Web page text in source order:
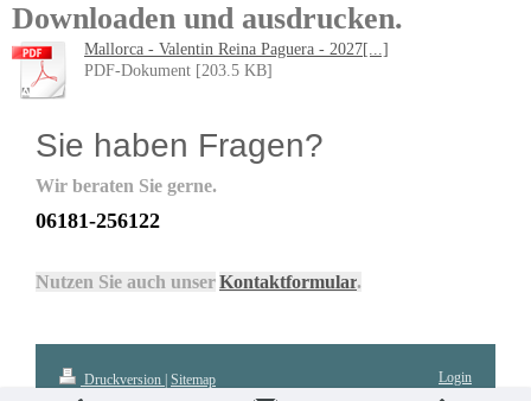
Downloaden und ausdrucken.
Mallorca - Valentin Reina Paguera - 2027[...]
PDF-Dokument [203.5 KB]
Sie haben Fragen?
Wir beraten Sie gerne.
06181-256122
Nutzen Sie auch unserKontaktformular.
Druckversion Sitemap
Login
Webansicht